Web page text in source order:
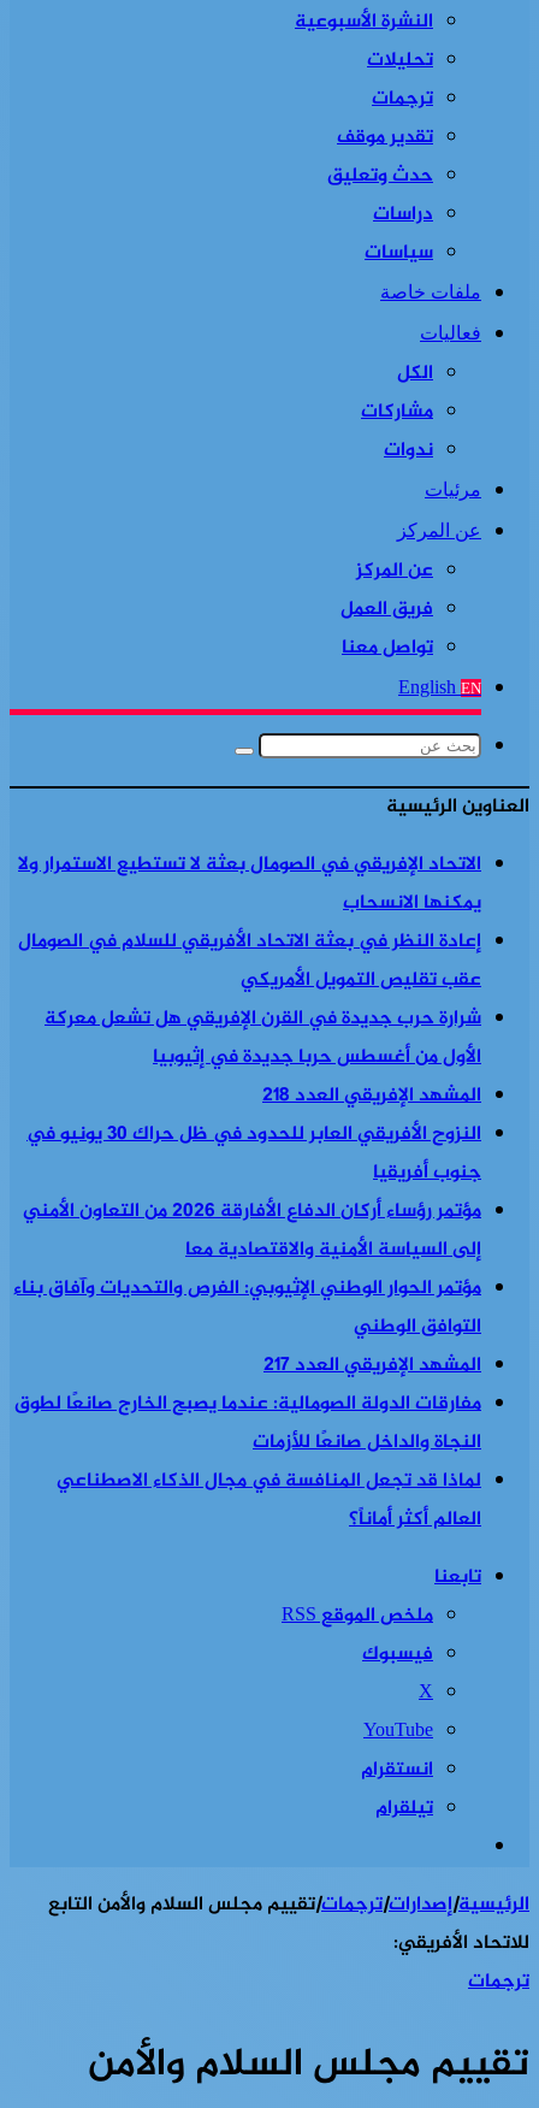
النشرة الأسبوعية
تحليلات
ترجمات
تقدير موقف
حدث وتعليق
دراسات
سياسات
ملفات خاصة
فعاليات
الكل
مشاركات
ندوات
مرئيات
عن المركز
عن المركز
فريق العمل
تواصل معنا
English EN
بحث
العناوين الرئيسية
الاتحاد الإفريقي في الصومال بعثة لا تستطيع الاستمرار ولا
يمكنها الانسحاب
إعادة النظر في بعثة الاتحاد الأفريقي للسلام في الصومال
عقب تقليص التمويل الأمريكي
شرارة حرب جديدة في القرن الإفريقي هل تشعل معركة
الأول من أغسطس حربا جديدة في إثيوبيا
المشهد الإفريقي العدد 218
النزوح الأفريقي العابر للحدود في ظل حراك 30 يونيو في
جنوب أفريقيا
مؤتمر رؤساء أركان الدفاع الأفارقة 2026 من التعاون الأمني
إلى السياسة الأمنية والاقتصادية معا
مؤتمر الحوار الوطني الإثيوبي: الفرص والتحديات وآفاق بناء
التوافق الوطني
المشهد الإفريقي العدد 217
مفارقات الدولة الصومالية: عندما يصبح الخارج صانعًا لطوق
النجاة والداخل صانعًا للأزمات
لماذا قد تجعل المنافسة في مجال الذكاء الاصطناعي
العالم أكثر أماناً؟
تابعنا
ملخص الموقع RSS
فيسبوك
‫X
‫YouTube
انستقرام
تيلقرام
جانبي
الرئيسية|إصدارات|ترجمات|تقييم مجلس السلام والأمن التابع
للاتحاد الأفريقي:
ترجمات
تقييم مجلس السلام والأمن